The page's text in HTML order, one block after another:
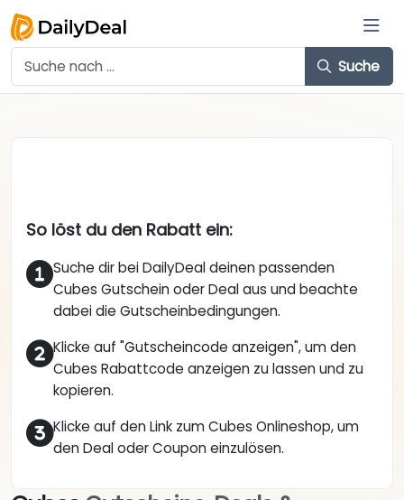
Suche
So löst du den Rabatt ein:
Suche dir bei DailyDeal deinen passenden
Cubes Gutschein oder Deal aus und beachte
dabei die Gutscheinbedingungen.
Klicke auf "Gutscheincode anzeigen", um den
Cubes Rabattcode anzeigen zu lassen und zu
kopieren.
Klicke auf den Link zum Cubes Onlineshop, um
den Deal oder Coupon einzulösen.